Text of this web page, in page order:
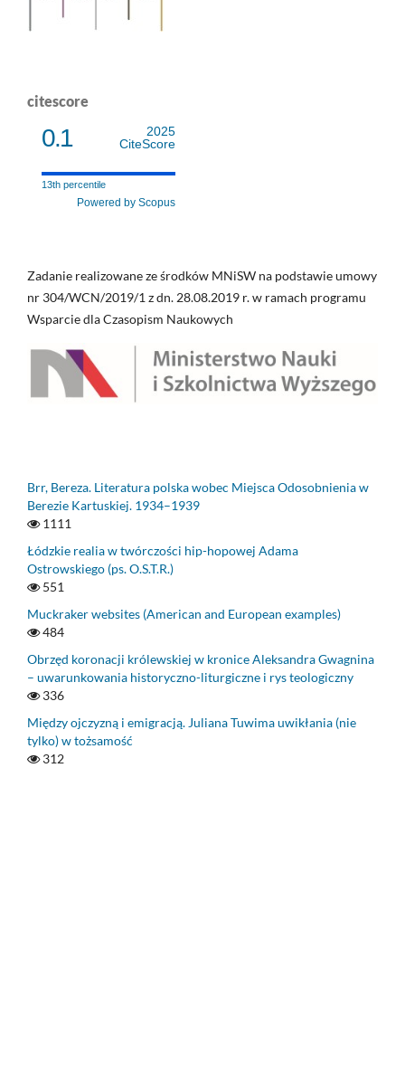
citescore
0.1
2025
CiteScore
13th percentile
Powered by Scopus
Zadanie realizowane ze środków MNiSW na podstawie umowy
nr 304/WCN/2019/1 z dn. 28.08.2019 r. w ramach programu
Wsparcie dla Czasopism Naukowych
Brr, Bereza. Literatura polska wobec Miejsca Odosobnienia w
Berezie Kartuskiej. 1934–1939
1111
Łódzkie realia w twórczości hip-hopowej Adama
Ostrowskiego (ps. O.S.T.R.)
551
Muckraker websites (American and European examples)
484
Obrzęd koronacji królewskiej w kronice Aleksandra Gwagnina
– uwarunkowania historyczno-liturgiczne i rys teologiczny
336
Między ojczyzną i emigracją. Juliana Tuwima uwikłania (nie
tylko) w tożsamość
312